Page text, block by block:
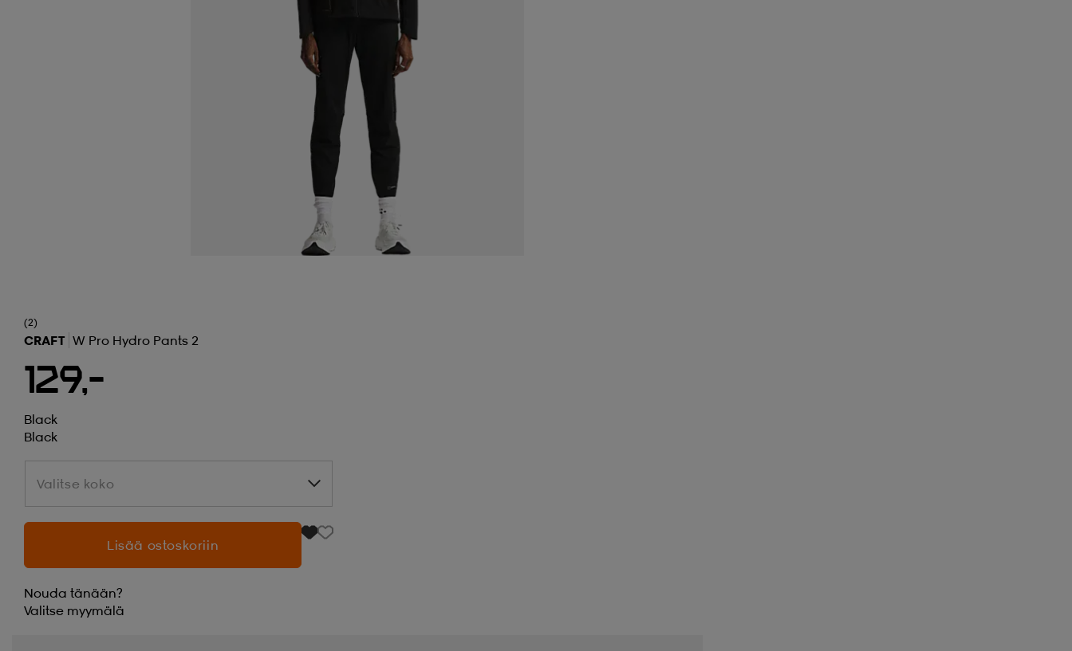
(2)
CRAFT W Pro Hydro Pants 2
129,-
Black
Black
Valitse koko
Valitse koko
Lisää ostoskoriin
Nouda tänään?
Valitse myymälä